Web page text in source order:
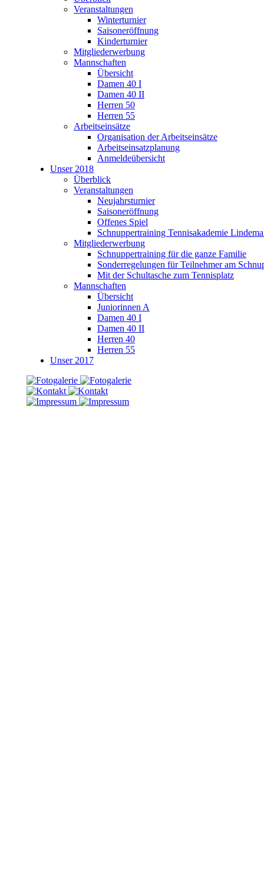
Veranstaltungen
Winterturnier
Saisoneröffnung
Kinderturnier
Mitgliederwerbung
Mannschaften
Übersicht
Damen 40 I
Damen 40 II
Herren 50
Herren 55
Arbeitseinsätze
Organisation der Arbeitseinsätze
Arbeitseinsatzplanung
Anmeldeübersicht
Unser 2018
Überblick
Veranstaltungen
Neujahrsturnier
Saisoneröffnung
Offenes Spiel
Schnuppertraining Tennisakademie
Mitgliederwerbung
Schnuppertraining für die ganze Familie
Sonderregelungen für Teilnehmer am
Mit der Schultasche zum Tennisplatz
Mannschaften
Übersicht
Juniorinnen A
Damen 40 I
Damen 40 II
Herren 40
Herren 55
Unser 2017